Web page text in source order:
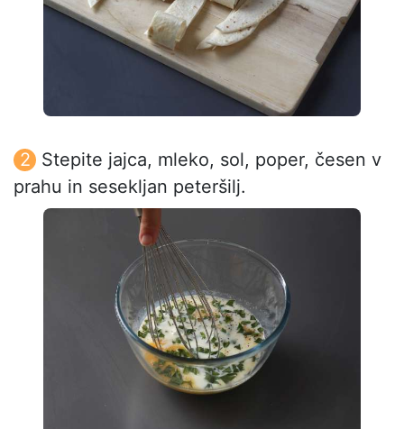
Stepite jajca, mleko, sol, poper, česen v
prahu in sesekljan peteršilj.